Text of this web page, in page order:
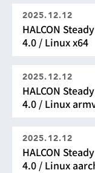
2025.12.12
HALCON
4.0 / Linux x64
2025.12.12
HALCON
4.0 / Linux
2025.12.12
HALCON
4.0 / Linux